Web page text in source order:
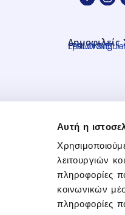
Αυτή η
λειτουργιών
πληροφορίες
κοινωνικών
πληροφορίες
Δημοφιλείς
EPSILONNET
Epsilon